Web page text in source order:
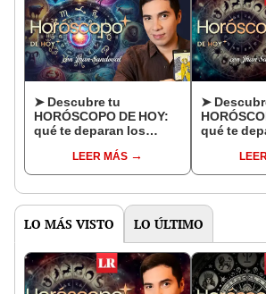
➤ Descubre tu
HORÓSCOPO DE HOY:
qué te deparan los
de mayo, según Jhan
Sandoval
LEER MÁS
➤
qué te
de mayo,
Sandoval
LO MÁS VISTO LO ÚLTIMO